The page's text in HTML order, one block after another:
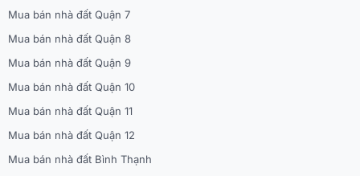
Mua bán nhà đất Quận 7
Mua bán nhà đất Quận 8
Mua bán nhà đất Quận 9
Mua bán nhà đất Quận 10
Mua bán nhà đất Quận 11
Mua bán nhà đất Quận 12
Mua bán nhà đất Bình Thạnh